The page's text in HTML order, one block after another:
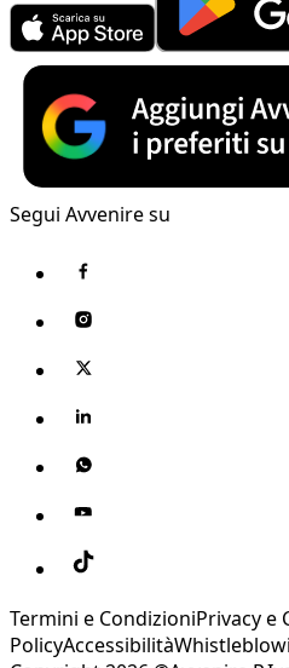
Segui Avvenire su
Termini e CondizioniPrivacy e
PolicyAccessibilità